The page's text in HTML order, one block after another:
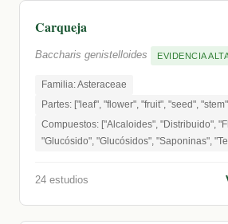
Carqueja
Baccharis genistelloides EVIDENCIA
Familia: Asteraceae
Partes: ["leaf", "flower", "fruit", "seed",
Compuestos: ["Alcaloides", "Distribuido",
"Glucósido", "Glucósidos", "Saponinas",
24 estudios